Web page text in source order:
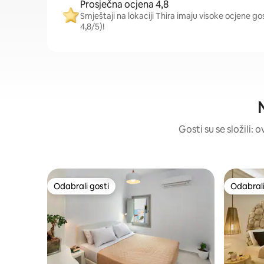
Prosječna ocjena 4,8
Smještaji na lokaciji Thira imaju visoke ocjene
4,8/5)!
Gosti su se složili:
Odabrali gosti
Odabrali gosti